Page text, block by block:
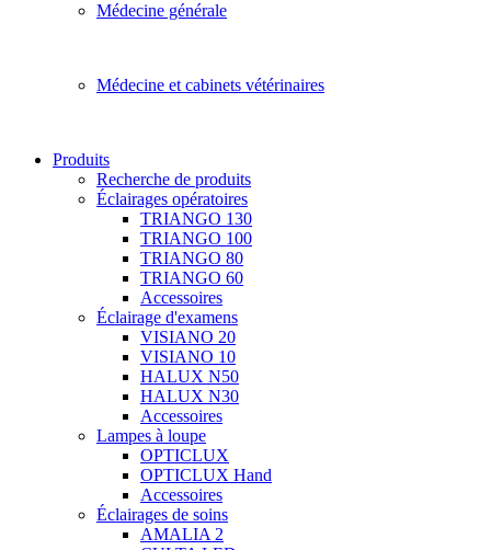
Médecine générale
Médecine et cabinets vétérinaires
Produits
Recherche de produits
Éclairages opératoires
TRIANGO 130
TRIANGO 100
TRIANGO 80
TRIANGO 60
Accessoires
Éclairage d'examens
VISIANO 20
VISIANO 10
HALUX N50
HALUX N30
Accessoires
Lampes à loupe
OPTICLUX
OPTICLUX Hand
Accessoires
Éclairages de soins
AMALIA 2